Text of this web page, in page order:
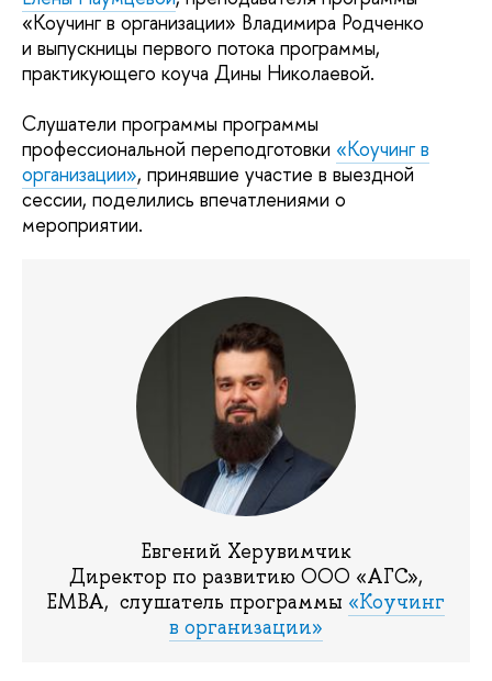
«Коучинг в организации» Владимира Родченко
и выпускницы первого потока программы,
практикующего коуча Дины Николаевой.
Слушатели программы программы
профессиональной переподготовки «Коучинг в
организации», принявшие участие в выездной
сессии, поделились впечатлениями о
мероприятии.
Евгений Херувимчик
Директор по развитию ООО «АГС»,
ЕМВА, слушатель программы «Коучинг
в организации»